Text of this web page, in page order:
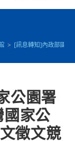
> [訊息轉知]內政部國家
公園署
家公
徵文競